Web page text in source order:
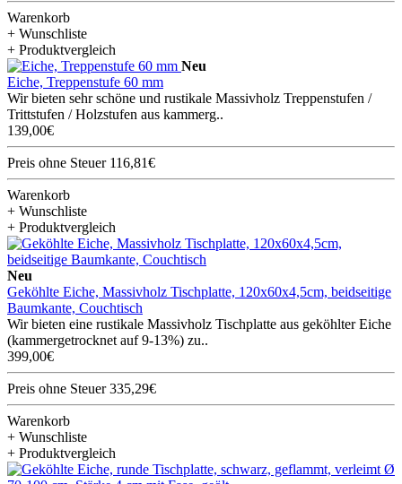
Warenkorb
+ Wunschliste
+ Produktvergleich
Neu
Eiche, Treppenstufe 60 mm
Wir bieten sehr schöne und rustikale Massivholz Treppenstufen /
Trittstufen / Holzstufen aus kammerg..
139,00€
Preis ohne Steuer 116,81€
Warenkorb
+ Wunschliste
+ Produktvergleich
Neu
Geköhlte Eiche, Massivholz Tischplatte, 120x60x4,5cm, beidseitige
Baumkante, Couchtisch
Wir bieten eine rustikale Massivholz Tischplatte aus geköhlter Eiche
(kammergetrocknet auf 9-13%) zu..
399,00€
Preis ohne Steuer 335,29€
Warenkorb
+ Wunschliste
+ Produktvergleich